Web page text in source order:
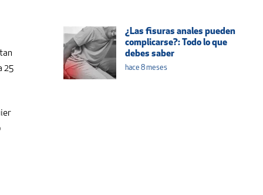
25
¿Las fisuras anales pueden
complicarse?: Todo lo que
debes saber
hace 8 meses